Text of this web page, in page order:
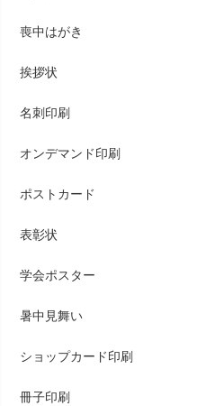
喪中はがき
挨拶状
名刺印刷
オンデマンド印刷
ポストカード
表彰状
学会ポスター
暑中見舞い
ショップカード印刷
冊子印刷